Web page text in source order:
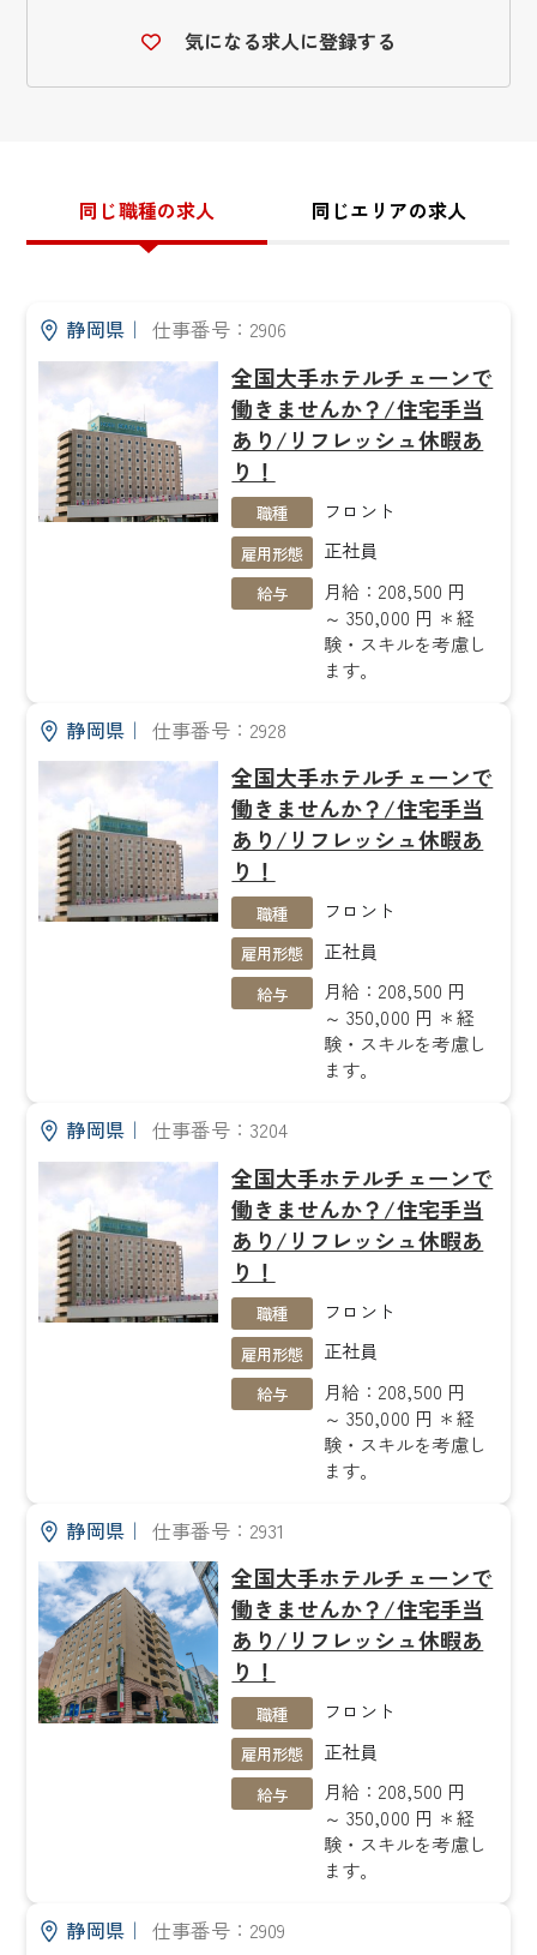
気になる求人に登録する
同じ職種の求人 同じエリアの求人
静岡県｜ 仕事番号：2906
全国大手ホテルチェーンで
働きませんか？/住宅手当
あり/リフレッシュ休暇あ
り！
職種 フロント
雇用形態 正社員
給与
月給：208,500 円
～ 350,000 円 ＊経
験・スキルを考慮し
ます。
静岡県｜ 仕事番号：2928
全国大手ホテルチェーンで
働きませんか？/住宅手当
あり/リフレッシュ休暇あ
り！
職種 フロント
雇用形態 正社員
給与
月給：208,500 円
～ 350,000 円 ＊経
験・スキルを考慮し
ます。
静岡県｜ 仕事番号：3204
全国大手ホテルチェーンで
働きませんか？/住宅手当
あり/リフレッシュ休暇あ
り！
職種 フロント
雇用形態 正社員
給与
月給：208,500 円
～ 350,000 円 ＊経
験・スキルを考慮し
ます。
静岡県｜ 仕事番号：2931
全国大手ホテルチェーンで
働きませんか？/住宅手当
あり/リフレッシュ休暇あ
り！
職種 フロント
雇用形態 正社員
給与
月給：208,500 円
～ 350,000 円 ＊経
験・スキルを考慮し
ます。
静岡県｜ 仕事番号：2909